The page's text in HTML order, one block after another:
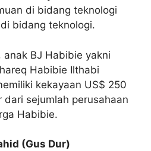
di bidang teknologi
bidang teknologi.
anak BJ Habibie yakni
Habibie Ilthabi
kekayaan US$ 250
sejumlah perusahaan
Habibie.
(Gus Dur)